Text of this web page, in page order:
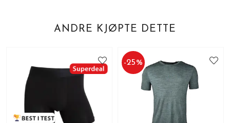
ANDRE KJØPTE DETTE
-25%